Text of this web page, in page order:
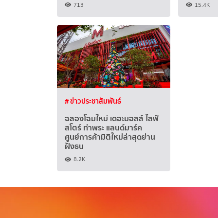
713 15.4K
# ข่าวประชาสัมพันธ์
ฉลองโฉมใหม่ เดอะมอลล์ ไลฟ์
สโตร์ ท่าพระ แลนด์มาร์ค
ศูนย์การค้ามิติใหม่ล่าสุดย่าน
ฝั่งธน
8.2K